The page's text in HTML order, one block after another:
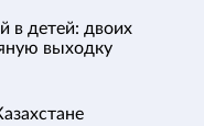
в детей: двоих
выходку